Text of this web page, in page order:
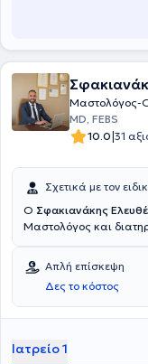
Μαστολόγος-
MD, FEBS
10.0|31
Σχετικά με τον
Ο Σφακιανάκης
Μαστολόγος και
Χειρουργική του
Free Hospital του NHS
Μαστού -
είναι κάτοχος
(UEMS). Τέλος, έχει
Ογκοπλαστικός και
Απλή επίσκεψη
Δες το κόστος
Ιατρείο 1